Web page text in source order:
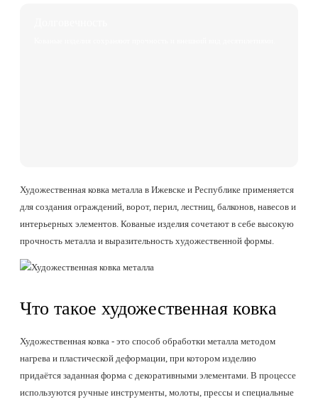
Художественная ковка металла в Ижевске и Республике применяется
для создания ограждений, ворот, перил, лестниц, балконов, навесов и
интерьерных элементов. Кованые изделия сочетают в себе высокую
прочность металла и выразительность художественной формы.
Что такое художественная ковка
Художественная ковка - это способ обработки металла методом
нагрева и пластической деформации, при котором изделию
придаётся заданная форма с декоративными элементами. В процессе
используются ручные инструменты, молоты, прессы и специальные